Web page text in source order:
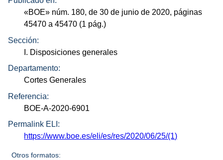
«BOE» núm. 180, de 30 de junio de 2020, páginas
45470 a 45470 (1 pág.)
Sección:
I. Disposiciones generales
Departamento:
Cortes Generales
Referencia:
BOE-A-2020-6901
Permalink ELI:
https://www.boe.es/eli/es/res/2020/06/25/(1)
Otros formatos: